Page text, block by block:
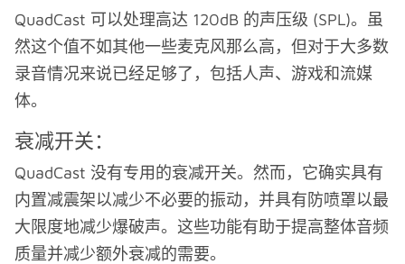
QuadCast 可以处理高达 120dB 的声压级 (SPL)。虽
然这个值不如其他一些麦克风那么高，但对于大多数
录音情况来说已经足够了，包括人声、游戏和流媒
体。
衰减开关：
QuadCast 没有专用的衰减开关。然而，它确实具有
内置减震架以减少不必要的振动，并具有防喷罩以最
大限度地减少爆破声。这些功能有助于提高整体音频
质量并减少额外衰减的需要。